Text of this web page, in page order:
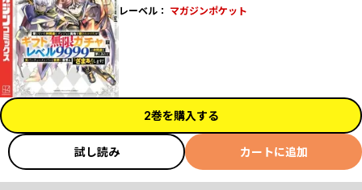
レーベル： マガジンポケット
2巻を購入する
試し読み カートに追加